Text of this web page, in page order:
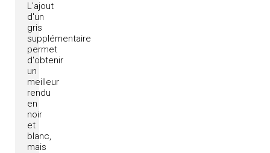
L'ajout
d'un
gris
supplémentaire
permet
d'obtenir
un
meilleur
rendu
en
noir
et
blanc,
mais